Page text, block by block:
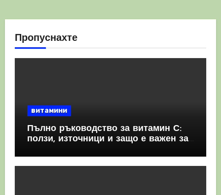
Пропуснахте
витамини
Пълно ръководство за витамин С:
ползи, източници и защо е важен за